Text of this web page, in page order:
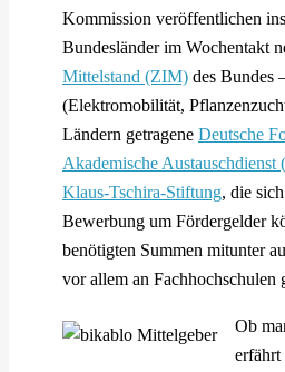
Kommission veröffentlichen
Bundesländer im Wochentakt
Mittelstand (ZIM) des Bundes
(Elektromobilität,
Ländern getragene Deutsche
Akademische
Klaus-Tschira-Stiftung, die
Bewerbung um Fördergelder
benötigten Summen mitunter
vor allem an Fachhochschulen
Ob
erfährt